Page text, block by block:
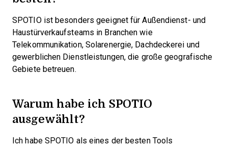
SPOTIO ist besonders geeignet für Außendienst- und
Haustürverkaufsteams in Branchen wie
Telekommunikation, Solarenergie, Dachdeckerei und
gewerblichen Dienstleistungen, die große geografische
Gebiete betreuen.
Warum habe ich SPOTIO
ausgewählt?
Ich habe SPOTIO als eines der besten Tools